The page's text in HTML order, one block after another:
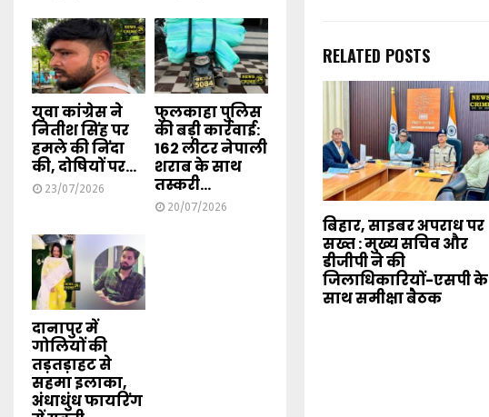
RELATED POSTS
बिहार, साइबर अपराध पर
सख्त : मुख्य सचिव और
डीजीपी ने की
जिलाधिकारियों-एसपी के
साथ समीक्षा बैठक
युवा कांग्रेस ने
नितीश सिंह पर
हमले की निंदा
की, दोषियों पर...
23/07/2026
फुलकाहा पुलिस
की बड़ी कार्रवाई:
162 लीटर नेपाली
शराब के साथ
तस्करी...
20/07/2026
दानापुर में
गोलियों की
तड़तड़ाहट से
सहमा इलाका,
अंधाधुंध फायरिंग